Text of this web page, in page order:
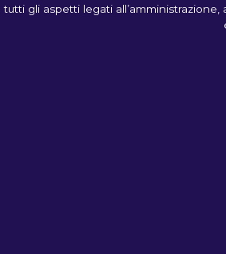
tutti gli aspetti legati all’amministrazione,